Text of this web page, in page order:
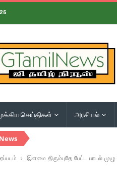
செய்திகள் அரசியல்
இளமை திரும்புதே பேட்ட பாடல்